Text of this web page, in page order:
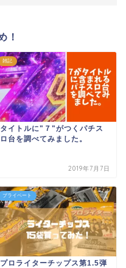
！
雑記
タイトルに"７"がつくパチス
ロ台を調べてみました。
2019年7月7日
プライペート
プロライターチップス第1.5弾